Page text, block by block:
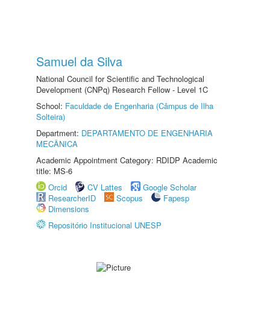
Samuel da Silva
National Council for Scientific and Technological
Development (CNPq) Research Fellow - Level 1C
School: Faculdade de Engenharia (Câmpus de Ilha
Solteira)
Department: DEPARTAMENTO DE ENGENHARIA
MECÂNICA
Academic Appointment Category: RDIDP Academic
title: MS-6
Orcid
CV Lattes
Google Scholar
ResearcherID
Scopus
Fapesp
Dimensions
Repositório Institucional UNESP